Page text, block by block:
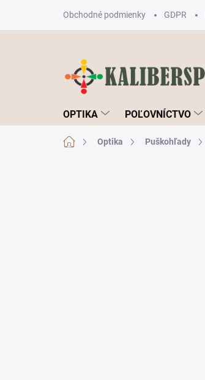
obsah
Obchodné podmienky GDPR
OPTIKA POĽOVNÍCTVO
DomovOptika Puškohľady